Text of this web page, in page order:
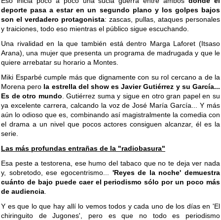
deporte pasa a estar en un segundo plano y los golpes bajos
son el verdadero protagonista: zascas, pullas, ataques personales
y traiciones, todo eso mientras el público sigue escuchando.
Una rivalidad en la que también está dentro Marga Laforet (Itsaso
Arana), una mujer que presenta un programa de madrugada y que le
quiere arrebatar su horario a Montes.
Miki Esparbé cumple más que dignamente con su rol cercano a de la
Morena pero la estrella del show es Javier Gutiérrez y su García...
Es de otro mundo . Gutiérrez suma y sigue en otro gran papel en su
ya excelente carrera, calcando la voz de José María García... Y más
aún lo odioso que es, combinando así magistralmente la comedia con
el drama a un nivel que pocos actores consiguen alcanzar, él es la
serie.
Las más profundas entrañas de la "radiobasura"
Esa peste a testorena, ese humo del tabaco que no te deja ver nada
y, sobretodo, ese egocentrismo... 'Reyes de la noche' demuestra
cuánto de bajo puede caer el periodismo sólo por un poco más
de audiencia
Y es que lo que hay allí lo vemos todos y cada uno de los días en 'El
chiringuito de Jugones', pero es que no todo es periodismo